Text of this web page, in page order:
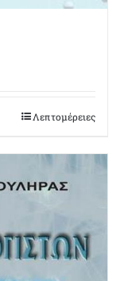
Λεπτομέρειες